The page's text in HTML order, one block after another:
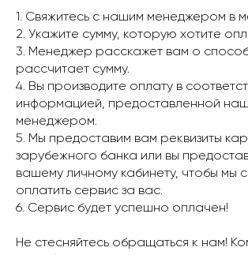
1. Свяжитесь с нашим менеджером в
2. Укажите сумму, которую хотите
3. Менеджер расскажет вам о
рассчитает сумму.
4. Вы производите оплату в
информацией, предоставленной
менеджером.
5. Мы предоставим вам реквизиты
зарубежного банка или вы
вашему личному кабинету, чтобы мы
оплатить сервис за вас.
6. Сервис будет успешно оплачен!
Не стесняйтесь обращаться к нам!